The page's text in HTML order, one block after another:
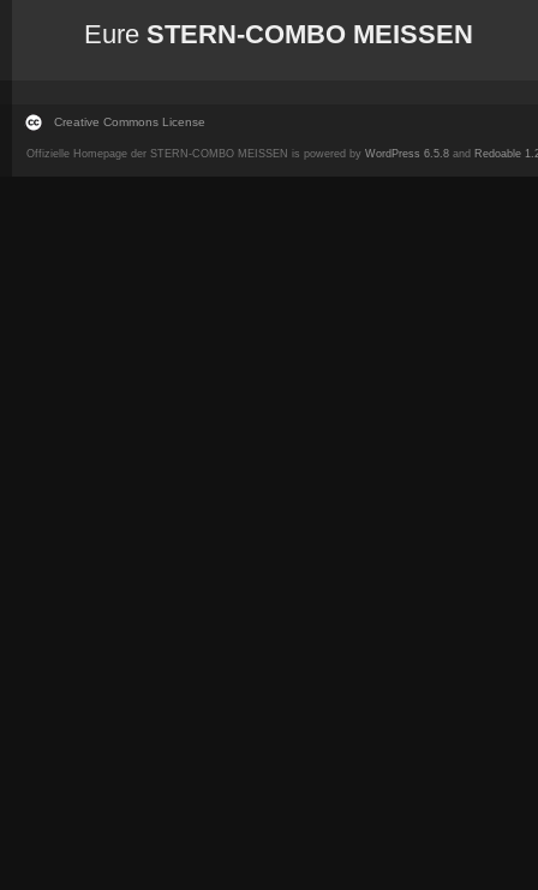
Eure STERN-COMBO MEISSEN
Creative Commons License
Offizielle Homepage der STERN-COMBO MEISSEN is powered by WordPress 6.5.8 and Redoable